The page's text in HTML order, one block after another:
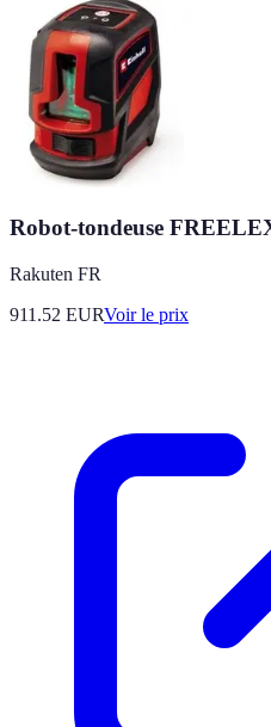
Robot-tondeuse
Rakuten FR
911.52 EURVoir le prix